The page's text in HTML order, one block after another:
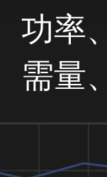
功率
需量